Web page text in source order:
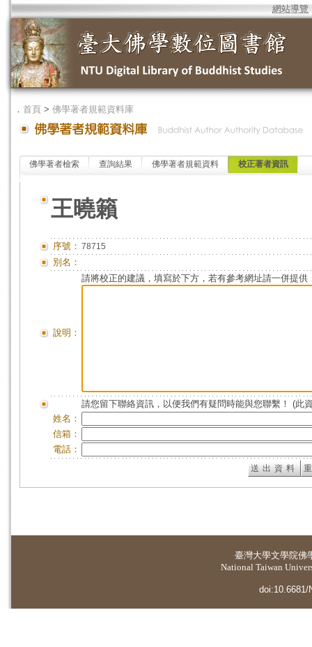
網站導覽
． 首頁 > 佛學著者規範資料庫
佛學著者檢索 查詢結果 佛學著者規範資料 校正著者資訊
王曉籟
序號： 78715
別名：
說明：
請將校正的建議，填寫於下方，若有參考網址請一併提供
請您留下聯絡資訊，以便我們有疑問時能與您聯繫！ (此
姓名：
信箱：
電話：
臺灣大學文學院佛
National Taiwan
doi:10.6681/